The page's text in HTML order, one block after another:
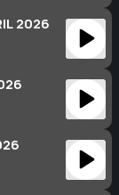
2026